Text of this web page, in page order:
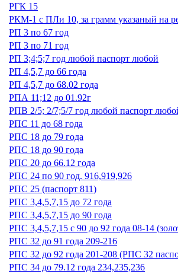
РГК 15
РКМ-1 с ПЛи 10, за грамм указаный на
РП 3 по 67 год
РП 3 по 71 год
РП 3;4;5;7 год любой паспорт любой
РП 4,5,7 до 66 года
РП 4,5,7 до 68.02 года
РПА 11;12 до 01.92г
РПВ 2/5; 2/7;5/7 год любой паспорт
РПС 11 до 68 года
РПС 18 до 79 года
РПС 18 до 90 года
РПС 20 до 66.12 года
РПС 24 по 90 год. 916,919,926
РПС 25 (паспорт 811)
РПС 3,4,5,7,15 до 72 года
РПС 3,4,5,7,15 до 90 года
РПС 3,4,5,7,15 с 90 до 92 года 08-14
РПС 32 до 91 года 209-216
РПС 32 до 92 года 201-208 (РПС 32
РПС 34 до 79.12 года 234,235,236